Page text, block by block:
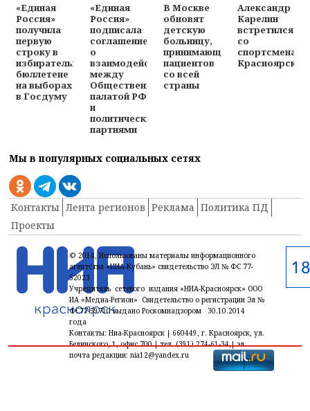
«Единая
Россия»
получила
первую
строку в
избирательном
бюллетене
на выборах
в Госдуму
«Единая
Россия»
подписала
соглашение
о
взаимодействии
между
Общественной
палатой РФ
и
политическими
партиями
В Москве
обновят
детскую
больницу,
принимающую
пациентов
со всей
страны
Александр
Карелин
встретился
со
спортсменами
Красноярска
Мы в популярных социальных сетях
Контакты Лента регионов Реклама Политика ПД
Проекты
© 2014, Использованы материалы информационного
агентства «НИА-Кубань» свидетельство ЭЛ № ФС 77-
52023
Учредитель сетевого издания «НИА-Красноярск» ООО
ИА «Медиа-Регион» Свидетельство о регистрации Эл №
ФС77-59710 выдано Роскомнадзором 30.10.2014
года
Контакты: Ниа-Красноярск | 660449, г. Красноярск, ул.
Белинского, 1, офис 700 | тел. (391) 274-61-34,| эл.
почта редакции: nia12@yandex.ru